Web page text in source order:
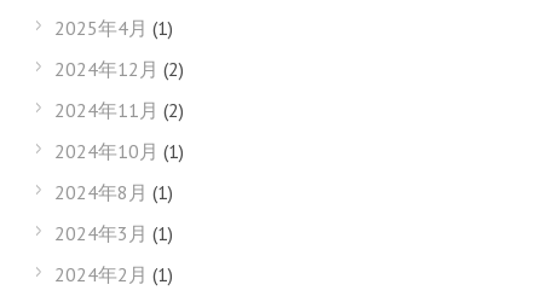
2025年4月 (1)
2024年12月 (2)
2024年11月 (2)
2024年10月 (1)
2024年8月 (1)
2024年3月 (1)
2024年2月 (1)